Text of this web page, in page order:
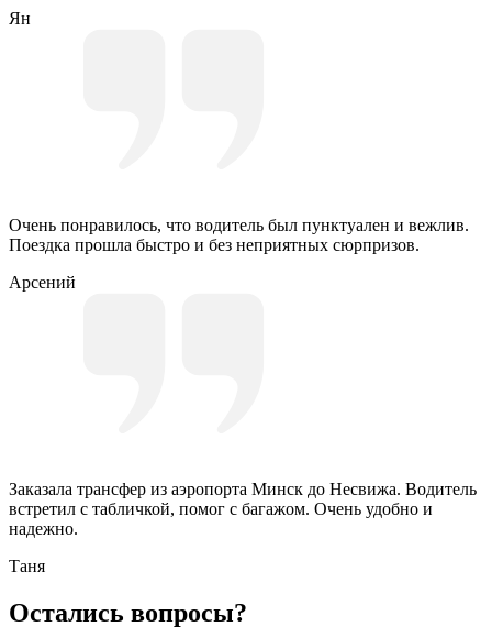
Ян
Очень понравилось, что водитель был пунктуален и вежлив.
Поездка прошла быстро и без неприятных сюрпризов.
Арсений
Заказала трансфер из аэропорта Минск до Несвижа. Водитель
встретил с табличкой, помог с багажом. Очень удобно и
надежно.
Таня
Остались вопросы?